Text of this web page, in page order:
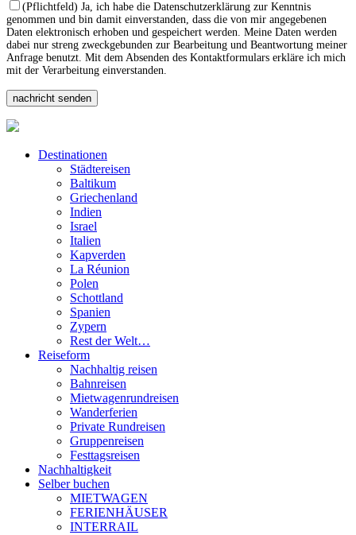
(Pflichtfeld) Ja, ich habe die Datenschutzerklärung zur Kenntnis
genommen und bin damit einverstanden, dass die von mir angegebenen
Daten elektronisch erhoben und gespeichert werden. Meine Daten werden
dabei nur streng zweckgebunden zur Bearbeitung und Beantwortung meiner
Anfrage benutzt. Mit dem Absenden des Kontaktformulars erkläre ich mich
mit der Verarbeitung einverstanden.
Destinationen
Städtereisen
Baltikum
Griechenland
Indien
Israel
Italien
Kapverden
La Réunion
Polen
Schottland
Spanien
Zypern
Rest der Welt…
Reiseform
Nachhaltig reisen
Bahnreisen
Mietwagenrundreisen
Wanderferien
Private Rundreisen
Gruppenreisen
Festtagsreisen
Nachhaltigkeit
Selber buchen
MIETWAGEN
FERIENHÄUSER
INTERRAIL